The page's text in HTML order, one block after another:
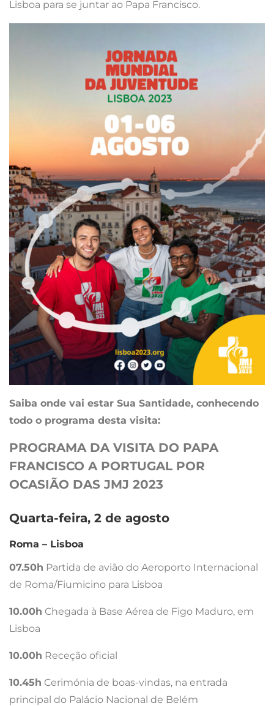
Lisboa para se juntar ao Papa Francisco.
Saiba onde vai estar Sua Santidade, conhecendo
todo o programa desta visita:
PROGRAMA DA VISITA DO PAPA
FRANCISCO A PORTUGAL POR
OCASIÃO DAS JMJ 2023
Quarta-feira, 2 de agosto
Roma – Lisboa
07.50h Partida de avião do Aeroporto Internacional
de Roma/Fiumicino para Lisboa
10.00h Chegada à Base Aérea de Figo Maduro, em
Lisboa
10.00h Receção oficial
10.45h Cerimónia de boas-vindas, na entrada
principal do Palácio Nacional de Belém